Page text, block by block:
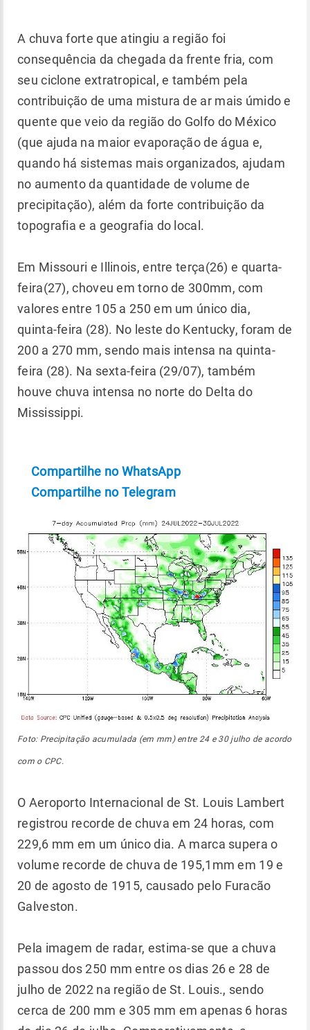
A chuva forte que atingiu a região foi
consequência da chegada da frente fria, com
seu ciclone extratropical, e também pela
contribuição de uma mistura de ar mais úmido e
quente que veio da região do Golfo do México
(que ajuda na maior evaporação de água e,
quando há sistemas mais organizados, ajudam
no aumento da quantidade de volume de
precipitação), além da forte contribuição da
topografia e a geografia do local.
Em Missouri e Illinois, entre terça(26) e quarta-
feira(27), choveu em torno de 300mm, com
valores entre 105 a 250 em um único dia,
quinta-feira (28). No leste do Kentucky, foram de
200 a 270 mm, sendo mais intensa na quinta-
feira (28). Na sexta-feira (29/07), também
houve chuva intensa no norte do Delta do
Mississippi.
Compartilhe no WhatsApp
Compartilhe no Telegram
Foto: Precipitação acumulada (em mm) entre 24 e 30 julho de acordo
com o CPC.
O Aeroporto Internacional de St. Louis Lambert
registrou recorde de chuva em 24 horas, com
229,6 mm em um único dia. A marca supera o
volume recorde de chuva de 195,1mm em 19 e
20 de agosto de 1915, causado pelo Furacão
Galveston.
Pela imagem de radar, estima-se que a chuva
passou dos 250 mm entre os dias 26 e 28 de
julho de 2022 na região de St. Louis., sendo
cerca de 200 mm e 305 mm em apenas 6 horas